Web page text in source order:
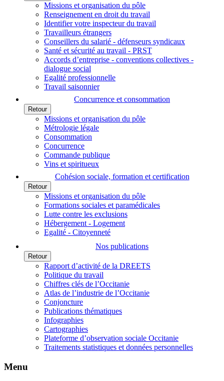
Missions et organisation du pôle
Renseignement en droit du travail
Identifier votre inspecteur du travail
Travailleurs étrangers
Conseillers du salarié - défenseurs syndicaux
Santé et sécurité au travail - PRST
Accords d’entreprise - conventions collectives -
dialogue social
Egalité professionnelle
Travail saisonnier
Concurrence et consommation
Retour
Missions et organisation du pôle
Métrologie légale
Consommation
Concurrence
Commande publique
Vins et spiritueux
Cohésion sociale, formation et certification
Retour
Missions et organisation du pôle
Formations sociales et paramédicales
Lutte contre les exclusions
Hébergement - Logement
Egalité - Citoyenneté
Nos publications
Retour
Rapport d’activité de la DREETS
Politique du travail
Chiffres clés de l’Occitanie
Atlas de l’industrie de l’Occitanie
Conjoncture
Publications thématiques
Infographies
Cartographies
Plateforme d’observation sociale Occitanie
Traitements statistiques et données personnelles
Menu